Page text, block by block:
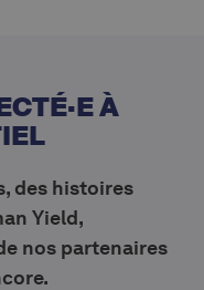
À
des histoires
Yield,
nos partenaires